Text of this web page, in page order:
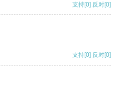
支持[0] 反对[0]
支持[0] 反对[0]